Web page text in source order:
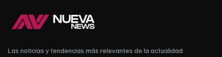
Las noticias y tendencias más relevantes de la actualidad